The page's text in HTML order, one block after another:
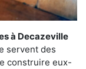
à Decazeville
servent des
construire eux-